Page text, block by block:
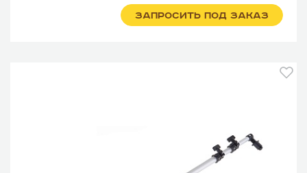
ЗАПРОСИТЬ ПОД ЗАКАЗ